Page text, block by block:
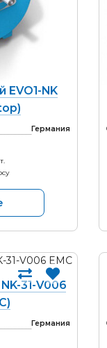
EVO1-NK
Германия
31-V006
Германия